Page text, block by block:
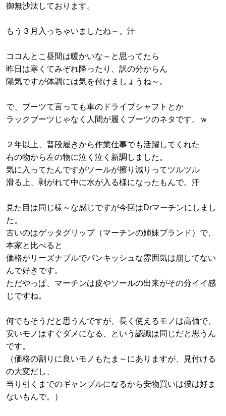
御無沙汰しております。
もう３月入っちゃいましたね～。汗
ココんとこ昼間は暖かいな～と思ってたら
昨日は寒くてみぞれ降ったり、訳の分からん
陽気ですが体調には気を付けましょうね～。
で、ブーツて言っても車のドライブシャフトとか
ラックブーツじゃなく人間が履くブーツのネタです。ｗ
２年以上、普段履きから作業仕事でも活躍してくれた
右の物から左の物に泣く泣く新調しました。
気に入ってたんですがソールが擦り減りってツルツル
滑る上、剥がれて中に水が入る様になったもんで。汗
見た目は同じ様～な感じですが今回はDrマーチンにしまし
た。
古いのはゲッタグリップ（マーチンの姉妹ブランド）で、
本家と比べると
価格がリーズナブルでパンキッシュな雰囲気は崩してない
んで好きです。
ただやっぱ、マーチンは皮やソールの出来がその分イイ感
じですね。
何でもそうだと思うんですが、長く使えるモノは高価で、
安いモノはすぐダメになる、という認識は同じだと思うん
です。
（価格の割りに良いモノもたま～にありますが、見付ける
の大変だし、
当り引くまでのギャンブルになるから安物買いは僕は好ま
ないもんで。）